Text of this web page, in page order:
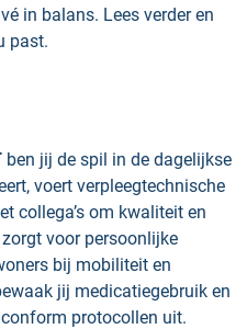
in balans. Lees verder en
past.
ben jij de spil in de dagelijkse
voert verpleegtechnische
collega’s om kwaliteit en
voor persoonlijke
bij mobiliteit en
jij medicatiegebruik en
protocollen uit.